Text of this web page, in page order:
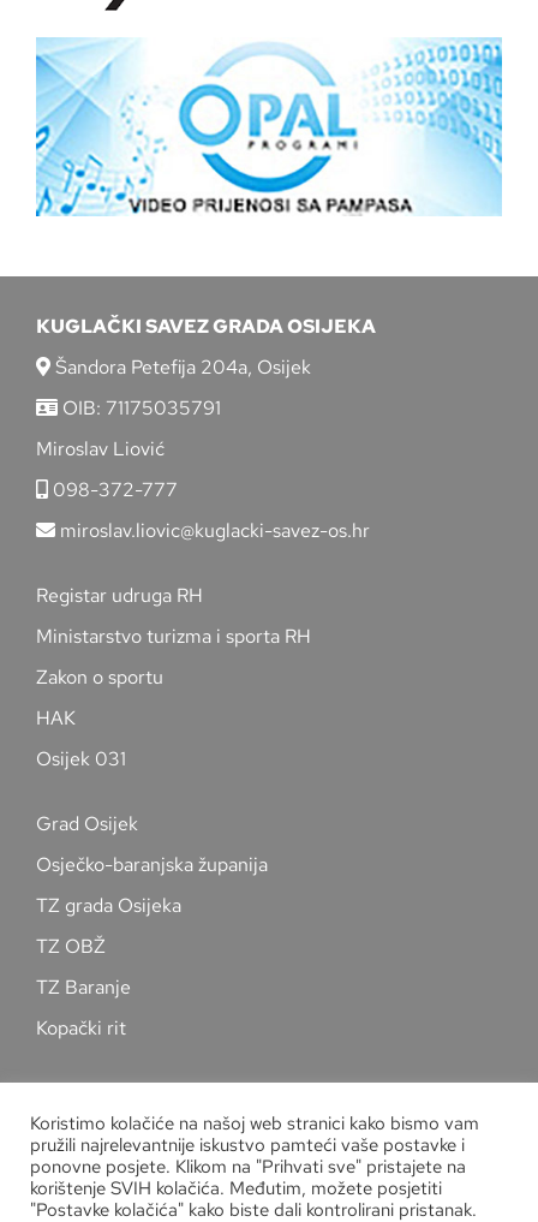
KUGLAČKI SAVEZ GRADA OSIJEKA
Šandora Petefija 204a, Osijek
OIB: 71175035791
Miroslav Liović
098-372-777
miroslav.liovic@kuglacki-savez-os.hr
Registar udruga RH
Ministarstvo turizma i sporta RH
Zakon o sportu
HAK
Osijek 031
Grad Osijek
Osječko-baranjska županija
TZ grada Osijeka
TZ OBŽ
TZ Baranje
Kopački rit
Koristimo kolačiće na našoj web stranici kako bismo vam
pružili najrelevantnije iskustvo pamteći vaše postavke i
ponovne posjete. Klikom na "Prihvati sve" pristajete na
korištenje SVIH kolačića. Međutim, možete posjetiti
"Postavke kolačića" kako biste dali kontrolirani pristanak.